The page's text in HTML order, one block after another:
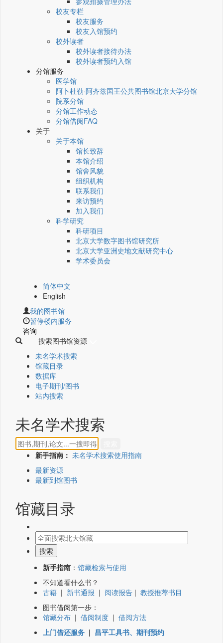
校友专栏
校友服务
校友入馆预约
校外读者
校外读者接待办法
校外读者预约入馆
分馆服务
医学馆
阿卜杜勒·阿齐兹国王公共图书馆北京大学分馆
院系分馆
分馆工作动态
分馆借阅FAQ
关于
关于本馆
馆长致辞
本馆介绍
馆舍风貌
组织机构
联系我们
来访预约
加入我们
科学研究
科研项目
北京大学数字图书馆研究所
北京大学亚洲史地文献研究中心
学术委员会
简体中文
English
我的图书馆
暂停楼内服务
咨询
搜索图书馆资源
未名学术搜索
馆藏目录
数据库
电子期刊/图书
站内搜索
未名学术搜索
新手指南： 未名学术搜索使用指南
最新资源
最新到馆图书
馆藏目录
新手指南 ： 馆藏检索与使用
不知道看什么书？
古籍 | 新书通报 | 阅读报告 | 教授推荐书目
图书借阅第一步：
馆藏分布 | 借阅制度 | 借阅方法
上门借还服务 | 昌平工具书、期刊预约